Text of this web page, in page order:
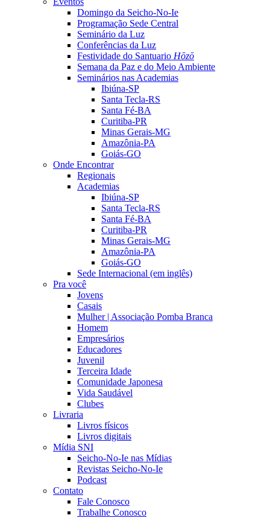
Domingo da Seicho-No-Ie
Programação Sede Central
Seminário da Luz
Conferências da Luz
Festividade do Santuario Hōzō
Semana da Paz e do Meio Ambiente
Seminários nas Academias
Ibiúna-SP
Santa Tecla-RS
Santa Fé-BA
Curitiba-PR
Minas Gerais-MG
Amazônia-PA
Goiás-GO
Onde Encontrar
Regionais
Academias
Ibiúna-SP
Santa Tecla-RS
Santa Fé-BA
Curitiba-PR
Minas Gerais-MG
Amazônia-PA
Goiás-GO
Sede Internacional (em inglês)
Pra você
Jovens
Casais
Mulher | Associação Pomba Branca
Homem
Empresários
Educadores
Juvenil
Terceira Idade
Comunidade Japonesa
Vida Saudável
Clubes
Livraria
Livros físicos
Livros digitais
Mídia SNI
Seicho-No-Ie nas Mídias
Revistas Seicho-No-Ie
Podcast
Contato
Fale Conosco
Trabalhe Conosco